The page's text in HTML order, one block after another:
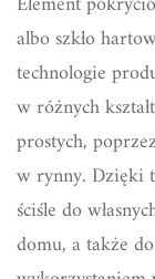
albo szkło
technologie
w różnych
prostych,
w rynny. Dzięki
ściśle do
domu, a także